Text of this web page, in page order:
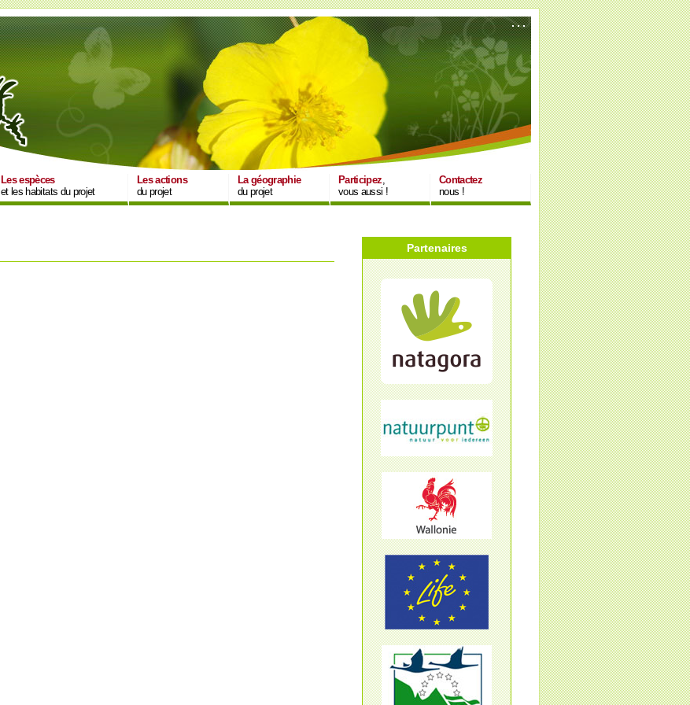
Les espèces
et les habitats du projet
Les actions
du projet
La géographie
du projet
Participez,
vous aussi !
Contactez
nous !
Partenaires